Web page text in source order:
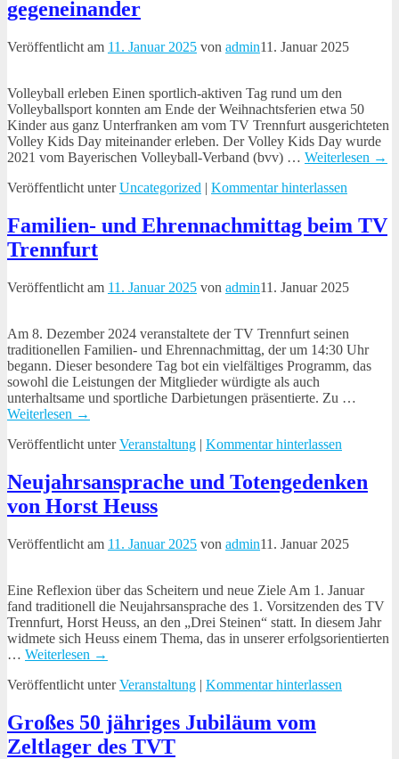
gegeneinander
Veröffentlicht am 11. Januar 2025 von admin11. Januar 2025
Volleyball erleben Einen sportlich-aktiven Tag rund um den
Volleyballsport konnten am Ende der Weihnachtsferien etwa 50
Kinder aus ganz Unterfranken am vom TV Trennfurt ausgerichteten
Volley Kids Day miteinander erleben. Der Volley Kids Day wurde
2021 vom Bayerischen Volleyball-Verband (bvv) … Weiterlesen →
Veröffentlicht unter Uncategorized | Kommentar hinterlassen
Familien- und Ehrennachmittag beim TV
Trennfurt
Veröffentlicht am 11. Januar 2025 von admin11. Januar 2025
Am 8. Dezember 2024 veranstaltete der TV Trennfurt seinen
traditionellen Familien- und Ehrennachmittag, der um 14:30 Uhr
begann. Dieser besondere Tag bot ein vielfältiges Programm, das
sowohl die Leistungen der Mitglieder würdigte als auch
unterhaltsame und sportliche Darbietungen präsentierte. Zu …
Weiterlesen →
Veröffentlicht unter Veranstaltung | Kommentar hinterlassen
Neujahrsansprache und Totengedenken
von Horst Heuss
Veröffentlicht am 11. Januar 2025 von admin11. Januar 2025
Eine Reflexion über das Scheitern und neue Ziele Am 1. Januar
fand traditionell die Neujahrsansprache des 1. Vorsitzenden des TV
Trennfurt, Horst Heuss, an den „Drei Steinen“ statt. In diesem Jahr
widmete sich Heuss einem Thema, das in unserer erfolgsorientierten
… Weiterlesen →
Veröffentlicht unter Veranstaltung | Kommentar hinterlassen
Großes 50 jähriges Jubiläum vom
Zeltlager des TVT